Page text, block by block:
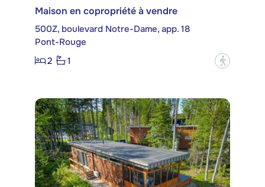
Maison en copropriété à vendre
500Z, boulevard Notre-Dame, app. 18
Pont-Rouge
2
1 ?